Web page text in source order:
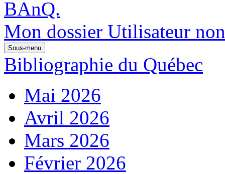
Mon dossier Utilisateur
Sous-menu
Bibliographie du Québec
Mai 2026
Avril 2026
Mars 2026
Février 2026